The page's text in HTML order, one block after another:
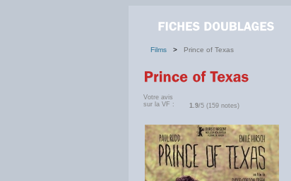
Films > Prince of Texas
Votre avis
sur la VF :
1.9/5 (159 notes)